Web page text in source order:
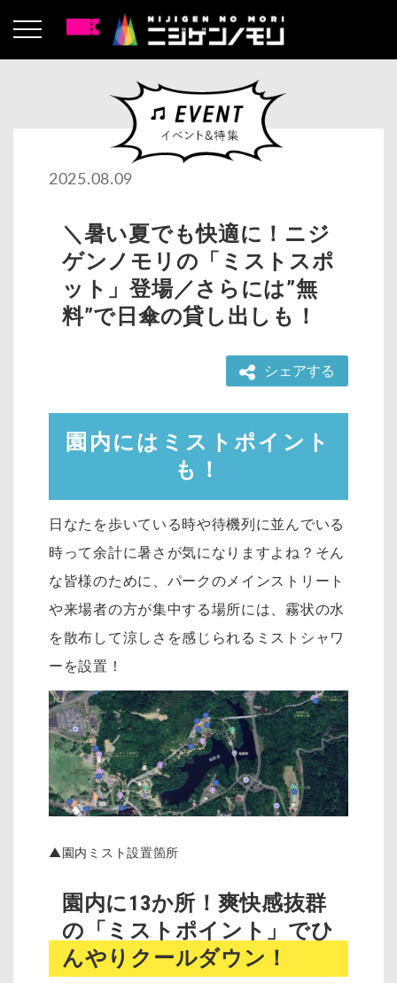
2025.08.09
＼暑い夏でも快適に！ニジ
ゲンノモリの「ミストスポ
ット」登場／さらには”無
料”で日傘の貸し出しも！
シェアする
園内にはミストポイント
も！
日なたを歩いている時や待機列に並んでいる
時って余計に暑さが気になりますよね？そん
な皆様のために、パークのメインストリート
や来場者の方が集中する場所には、霧状の水
を散布して涼しさを感じられるミストシャワ
ーを設置！
▲園内ミスト設置箇所
園内に13か所！爽快感抜群
の「ミストポイント」でひ
んやりクールダウン！